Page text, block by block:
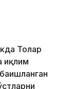
Тоғлар
иқлим